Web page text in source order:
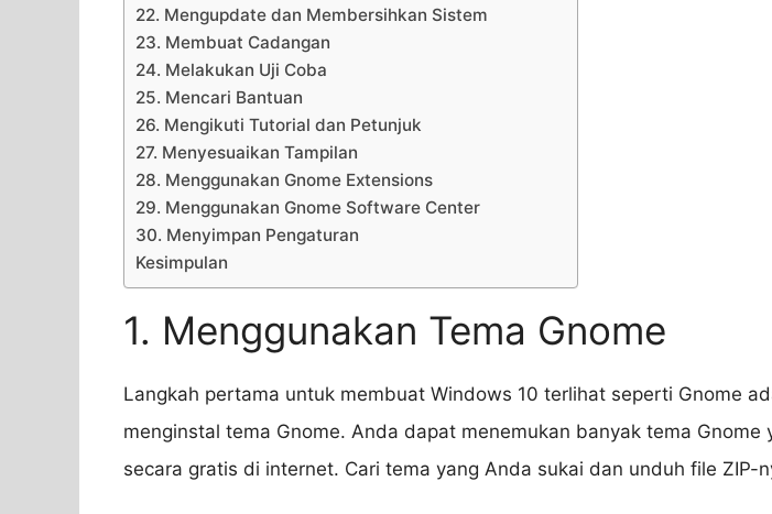
22. Mengupdate dan Membersihkan Sistem
23. Membuat Cadangan
24. Melakukan Uji Coba
25. Mencari Bantuan
26. Mengikuti Tutorial dan Petunjuk
27. Menyesuaikan Tampilan
28. Menggunakan Gnome Extensions
29. Menggunakan Gnome Software Center
30. Menyimpan Pengaturan
Kesimpulan
1. Menggunakan Tema Gnome
Langkah pertama untuk membuat Windows 10 terlihat seperti Gnome
menginstal tema Gnome. Anda dapat menemukan banyak tema Gnome
secara gratis di internet. Cari tema yang Anda sukai dan unduh file ZIP-